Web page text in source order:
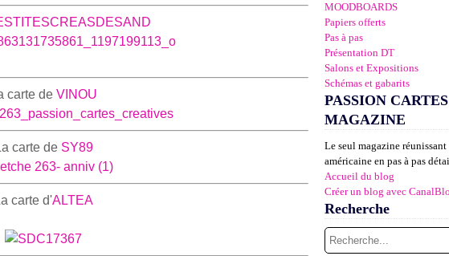
carte de VINOU
carte deSY89
carte d'ALTEA
MOODBOARDS
Papiers offerts
Pas à pas
Présentation DT
Salons et Expositions
Schémas et gabarits
PASSION
MAGAZINE
Le seul magazine
américaine en pas à pas
Accueil du blog
Créer un blog avec
Recherche